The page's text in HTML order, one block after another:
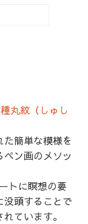
丸紋（しゅし
簡単な模様を
ン画のメソッ
トに瞑想の要
没頭することで
ています。